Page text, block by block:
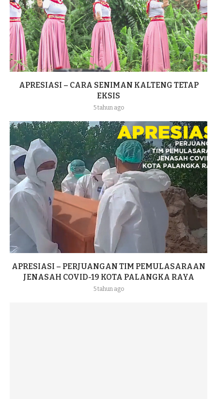
APRESIASI – CARA SENIMAN KALTENG TETAP
EKSIS
5 tahun ago
APRESIASI – PERJUANGAN TIM PEMULASARAAN
JENASAH COVID-19 KOTA PALANGKA RAYA
5 tahun ago